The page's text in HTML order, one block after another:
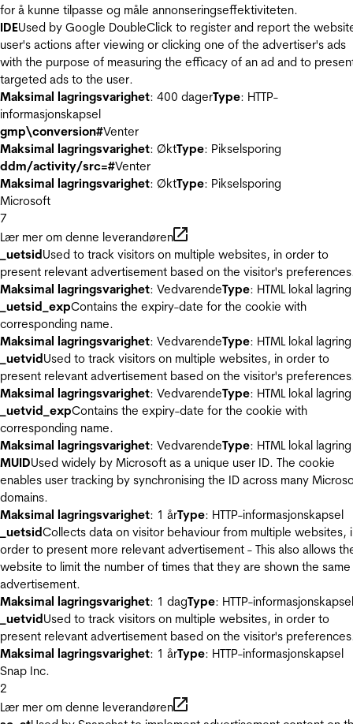
for å kunne tilpasse og måle annonseringseffektiviteten.
IDEUsed by Google DoubleClick to register and report the
user's actions after viewing or clicking one of the advertiser's ads
with the purpose of measuring the efficacy of an ad and to
targeted ads to the user.
Maksimal lagringsvarighet: 400 dagerType: HTTP-
informasjonskapsel
gmp\conversion#Venter
Maksimal lagringsvarighet: ØktType: Pikselsporing
ddm/activity/src=#Venter
Maksimal lagringsvarighet: ØktType: Pikselsporing
Microsoft
7
Lær mer om denne leverandøren
_uetsidUsed to track visitors on multiple websites, in order to
present relevant advertisement based on the visitor's
Maksimal lagringsvarighet: VedvarendeType: HTML lokal lagring
_uetsid_expContains the expiry-date for the cookie with
corresponding name.
Maksimal lagringsvarighet: VedvarendeType: HTML lokal lagring
_uetvidUsed to track visitors on multiple websites, in order to
present relevant advertisement based on the visitor's
Maksimal lagringsvarighet: VedvarendeType: HTML lokal lagring
_uetvid_expContains the expiry-date for the cookie with
corresponding name.
Maksimal lagringsvarighet: VedvarendeType: HTML lokal lagring
MUIDUsed widely by Microsoft as a unique user ID. The cookie
enables user tracking by synchronising the ID across many
domains.
Maksimal lagringsvarighet: 1 årType: HTTP-informasjonskapsel
_uetsidCollects data on visitor behaviour from multiple websites,
order to present more relevant advertisement - This also allows
website to limit the number of times that they are shown the same
advertisement.
Maksimal lagringsvarighet: 1 dagType: HTTP-informasjonskapsel
_uetvidUsed to track visitors on multiple websites, in order to
present relevant advertisement based on the visitor's
Maksimal lagringsvarighet: 1 årType: HTTP-informasjonskapsel
Snap Inc.
2
Lær mer om denne leverandøren